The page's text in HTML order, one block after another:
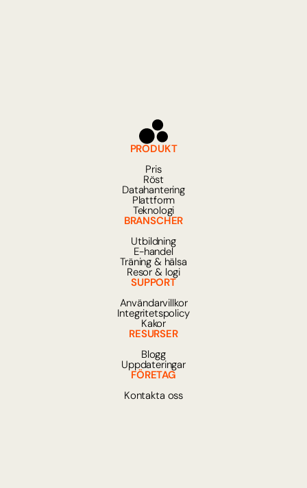
PRODUKT
Pris
Röst
Datahantering
Plattform
Teknologi
BRANSCHER
Utbildning
E-handel
Träning & hälsa
Resor & logi
SUPPORT
Användarvillkor
Integritetspolicy
Kakor
RESURSER
Blogg
Uppdateringar
FÖRETAG
Kontakta oss